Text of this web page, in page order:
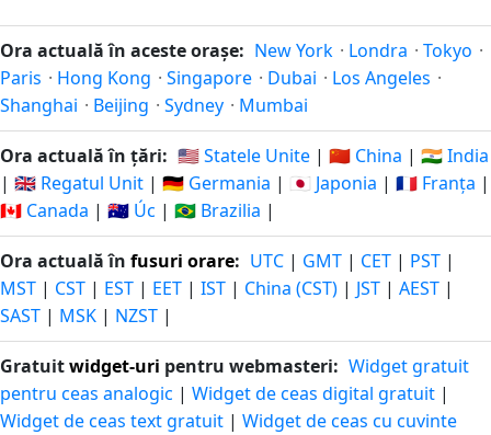
zile in-
urma
09.08.2025
362 zile
peste
03.08.2027
363
zile in-
urma
08.08.2025
363 zile
peste
04.08.2027
364
urma
364 zile
peste
365
zile in-
urma
06.08.2025
peste
06.08.2027
366
Ora actuală în aceste orașe: New York · Londra · Tokyo ·
Paris · Hong Kong · Singapore · Dubai · Los Angeles ·
Shanghai · Beijing · Sydney · Mumbai
Ora actuală în țări: 🇺🇸 Statele Unite | 🇨🇳 China | 🇮🇳 India
| 🇬🇧 Regatul Unit | 🇩🇪 Germania | 🇯🇵 Japonia | 🇫🇷 Franța |
🇨🇦 Canada | 🇦🇺 Úc | 🇧🇷 Brazilia |
Ora actuală în fusuri orare: UTC | GMT | CET | PST |
MST | CST | EST | EET | IST | China (CST) | JST | AEST |
SAST | MSK | NZST |
Gratuitwidget-uri pentru webmasteri: Widget gratuit
pentru ceas analogic | Widget de ceas digital gratuit |
Widget de ceas text gratuit | Widget de ceas cu cuvinte